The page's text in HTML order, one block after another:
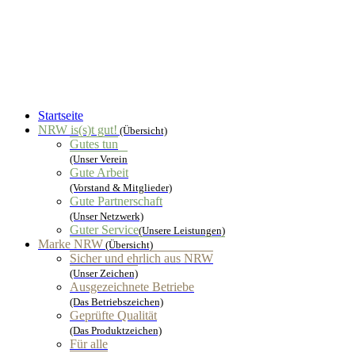
Startseite
NRW is(s)t gut! (Übersicht)
Gutes tun
(Unser Verein
Gute Arbeit
(Vorstand & Mitglieder)
Gute Partnerschaft
(Unser Netzwerk)
Guter Service(Unsere Leistungen)
Marke NRW (Übersicht)
Sicher und ehrlich aus NRW
(Unser Zeichen)
Ausgezeichnete Betriebe
(Das Betriebszeichen)
Geprüfte Qualität
(Das Produktzeichen)
Für alle